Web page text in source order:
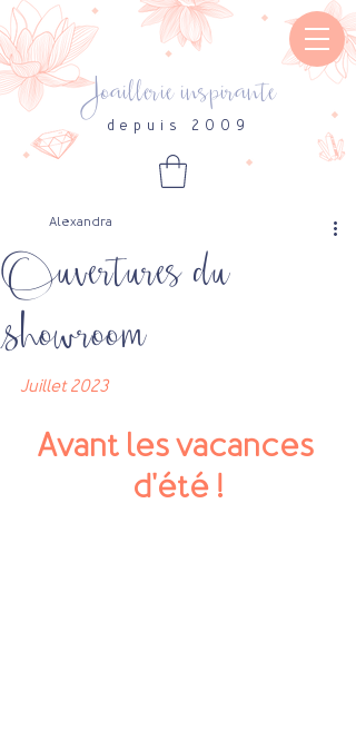
Joaillerie inspirante
depuis 2009
Ouvertures du
showroom
Alexandra
Juillet 2023
Avant les vacances
d'été !